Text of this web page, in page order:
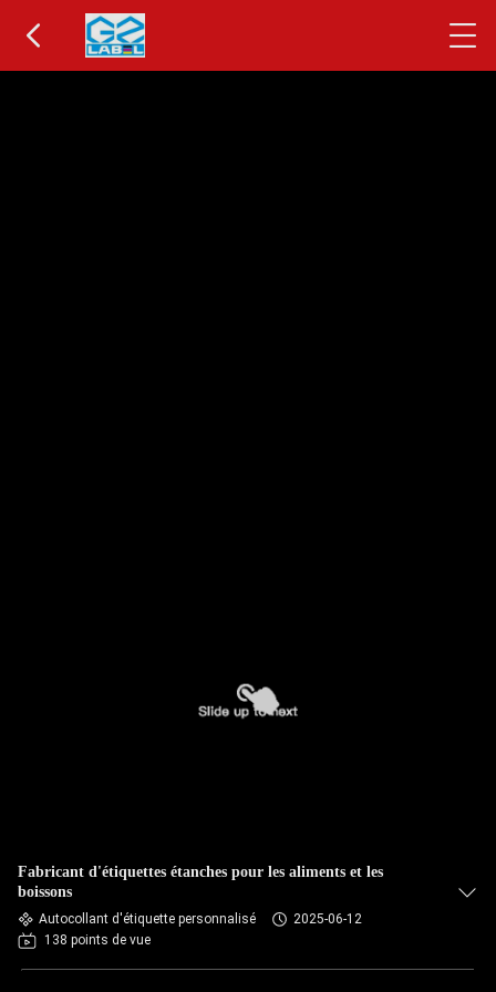
Fabricant d'étiquettes étanches pour les aliments et les
boissons
Autocollant d'étiquette personnalisé
2025-06-12
138 points de vue